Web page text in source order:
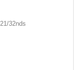
21/32nds